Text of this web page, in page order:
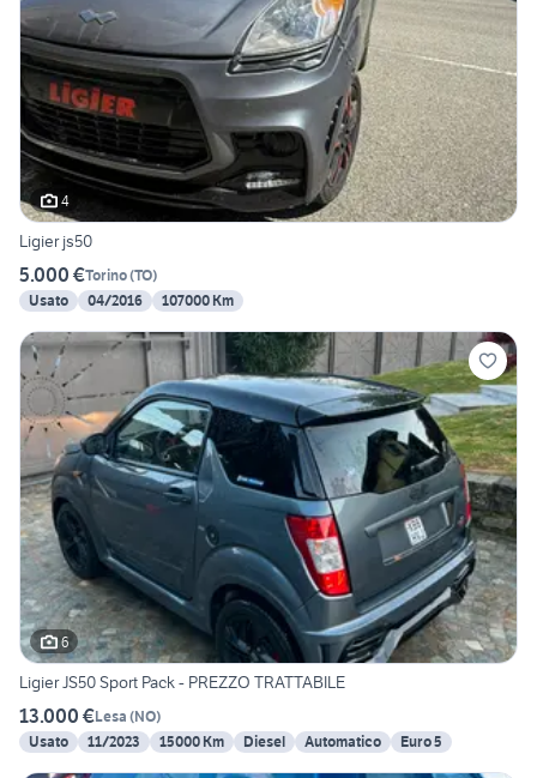
4
Ligier js50
5.000 €Torino(TO)
Usato
04/2016 107000 Km
6
Ligier JS50 Sport Pack - PREZZO TRATTABILE
13.000 €Lesa (NO)
Usato
11/2023 15000 Km Diesel Automatico Euro 5